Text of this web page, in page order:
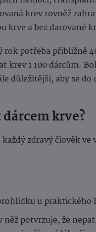
krev rovněž
krve a bez darované
rok potřeba přibližně
krev 1 100 dárcům.
důležitější, aby se
krve?
zdravý člověk
u praktického
potvrzuje, že